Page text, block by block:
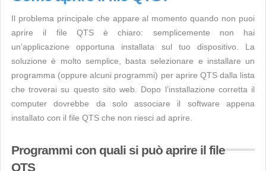
Il problema principale che appare al momento quando non puoi
aprire il file QTS è chiaro: semplicemente non hai
un’applicazione opportuna installata sul tuo dispositivo. La
soluzione è molto semplice, basta selezionare e installare un
programma (oppure alcuni programmi) per aprire QTS dalla lista
che troverai su questo sito web. Dopo l’installazione corretta il
computer dovrebbe da solo associare il software appena
installato con il file QTS che non riesci ad aprire.
Programmi con quali si può aprire il file
QTS